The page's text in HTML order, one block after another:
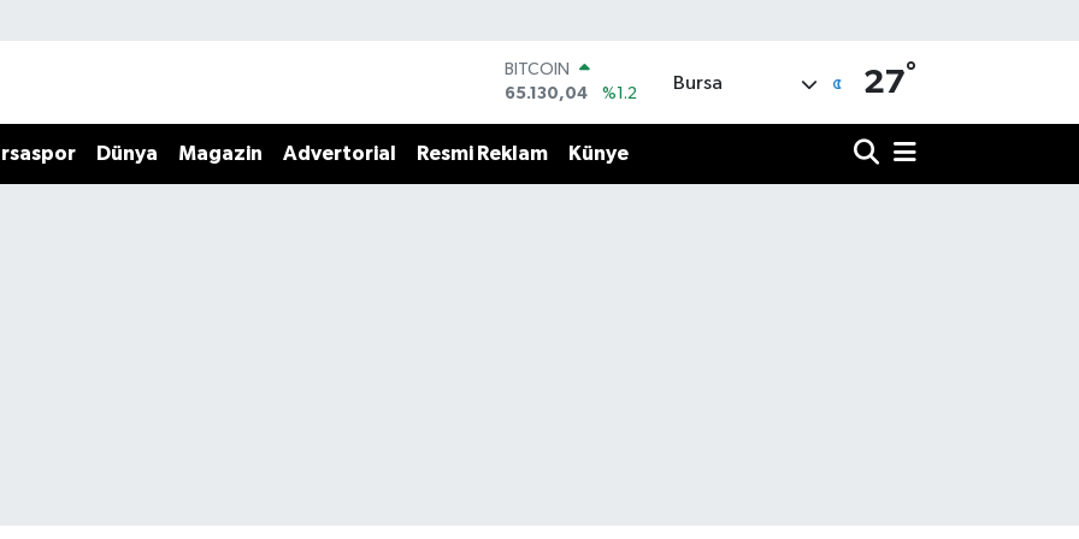
65.130,04
DOLAR
EURO
%0.32
Bursa 27°
Dünya Magazin Advertorial Resmi Reklam Künye